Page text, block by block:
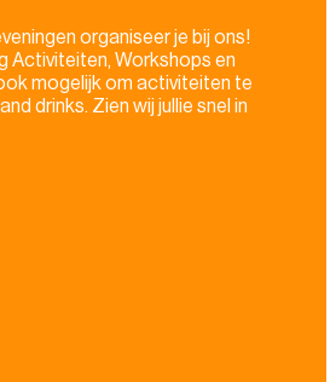
organiseer je bij ons!
Activiteiten, Workshops en
mogelijk om activiteiten te
drinks. Zien wij jullie snel in